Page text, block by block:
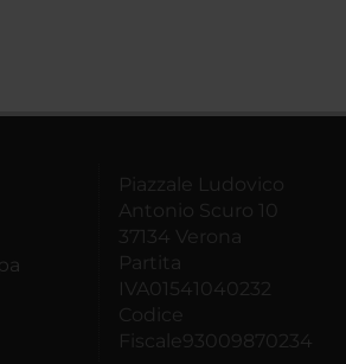
Piazzale Ludovico
Antonio Scuro 10
37134 Verona
Partita
IVA01541040232
Codice
Fiscale93009870234